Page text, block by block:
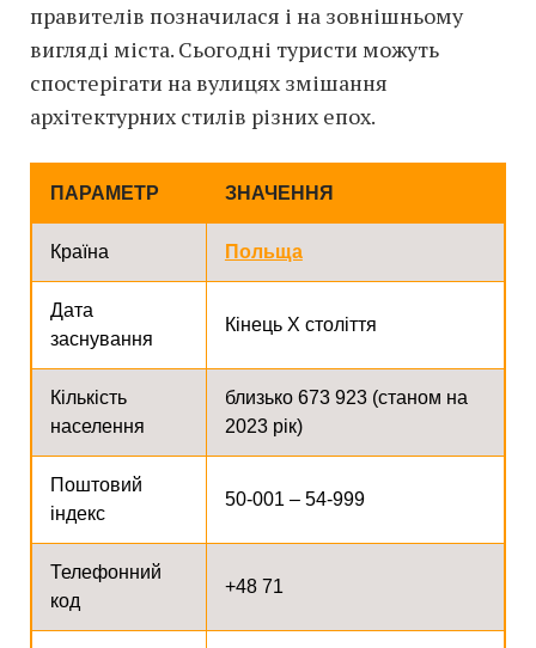
правителів позначилася і на зовнішньому
вигляді міста. Сьогодні туристи можуть
спостерігати на вулицях змішання
архітектурних стилів різних епох.
ПАРАМЕТР ЗНАЧЕННЯ
Країна Польща
Дата
заснування
Кінець X століття
Кількість
населення
близько 673 923 (станом на
2023 рік)
Поштовий
індекс
50-001 – 54-999
Телефонний
код
+48 71